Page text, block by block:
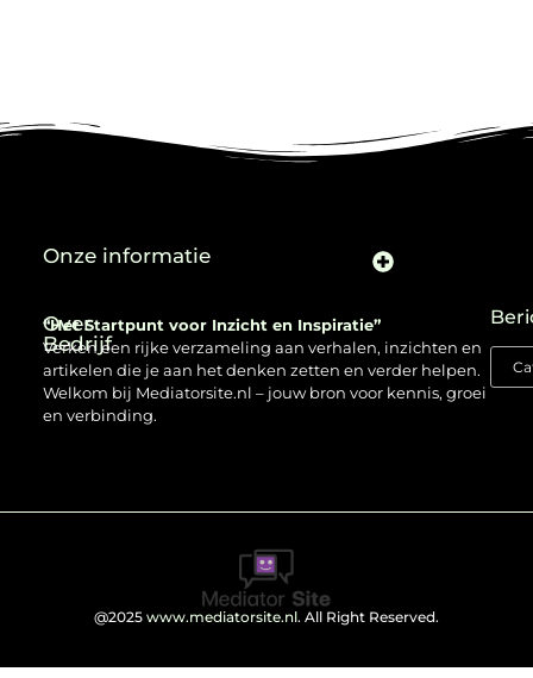
Over
Bedrijf
“Het Startpunt voor Inzicht en Inspiratie”
Verken een rijke verzameling aan verhalen, inzichten en
artikelen die je aan het denken zetten en verder helpen.
Welkom bij Mediatorsite.nl – jouw bron voor kennis, groei
en verbinding.
Onze informatie
@2025 www.mediatorsite.nl. All Right Reserved.